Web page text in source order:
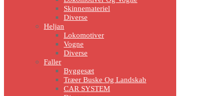
Skinnemateriel
Diverse
Heljan
Lokomotiver
Vogne
Diverse
Faller
Byggesæt
Træer Buske Og Landskab
CAR SYSTEM